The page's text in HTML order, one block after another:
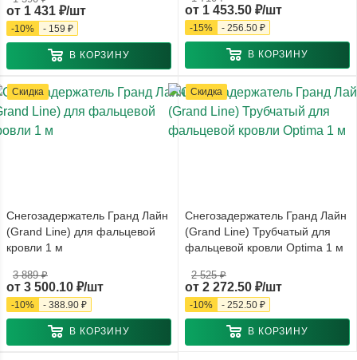
от 1 431 ₽/шт
-10% - 159 ₽
В КОРЗИНУ
от 1 453.50 ₽/шт
-15% - 256.50 ₽
В КОРЗИНУ
Скидка
Снегозадержатель Гранд Лайн
(Grand Line) для фальцевой
кровли 1 м
от 3 500.10 ₽/шт
3 889 ₽
-10% - 388.90 ₽
В КОРЗИНУ
Скидка
Снегозадержатель Гранд Лайн
(Grand Line) Трубчатый для
фальцевой кровли Optima 1 м
от 2 272.50 ₽/шт
2 525 ₽
-10% - 252.50 ₽
В КОРЗИНУ